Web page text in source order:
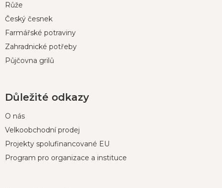
Růže
Český česnek
Farmářské potraviny
Zahradnické potřeby
Půjčovna grilů
Důležité odkazy
O nás
Velkoobchodní prodej
Projekty spolufinancované EU
Program pro organizace a instituce